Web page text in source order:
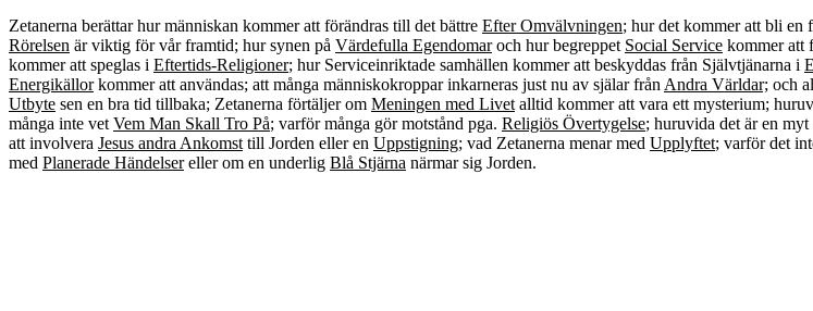
Zetanerna berättar hur människan kommer att förändras till det bättre Efter Omvälvningen; hur det kommer att bli en
Rörelsen är viktig för vår framtid; hur synen på Värdefulla Egendomaroch hur begreppet Social Service kommer att
kommer att speglas i Eftertids-Religioner; hur Serviceinriktade samhällen kommer att beskyddas från Självtjänarna i
Energikällorkommer att användas; att många människokroppar inkarneras just nu av själar frånAndra Världar; och
Utbyte sen en bra tid tillbaka; Zetanerna förtäljer om Meningen med Livetalltid kommer att vara ett mysterium;
många inte vetVem Man Skall Tro På; varför många gör motstånd pga. Religiös Övertygelse; huruvida det är en
att involvera Jesus andra Ankomsttill Jorden eller en Uppstigning; vad Zetanerna menar med Upplyftet; varför det
med Planerade Händelsereller om en underlig Blå Stjärna närmar sig Jorden.